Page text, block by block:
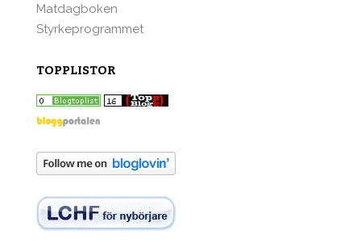
Matdagboken
Styrkeprogrammet
TOPPLISTOR